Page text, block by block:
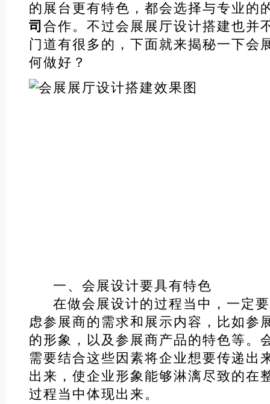
的展台更有特色，都会选择与专业的
司合作。不过会展展厅设计搭建也并
门道有很多的，下面就来揭秘一下会
何做好？
一、会展设计要具有特色
在做会展设计的过程当中，一定要
虑参展商的需求和展示内容，比如参
的形象，以及参展商产品的特色等。
需要结合这些因素将企业想要传递出
出来，使企业形象能够淋漓尽致的在
过程当中体现出来。